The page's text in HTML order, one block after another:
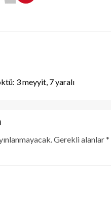
3 meyyit, 7 yaralı
Gerekli alanlar*